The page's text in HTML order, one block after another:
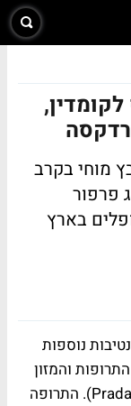
לקומדין,
מוחי בקרב
פרפור
מטופלים בארץ
נוספות
והמזון
האמריקני (FDA) את תרופת פרדקסה (Pradaxa). התרופה